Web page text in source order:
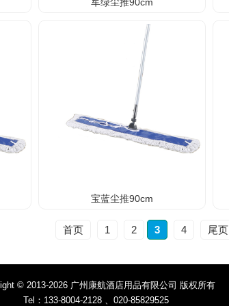
宝蓝尘推90cm
首页 1 2 3 4 尾页
© 2013-2026 广州康航酒店用品有限公司 版权所有
Tel：133-8004-2128 、020-85829525